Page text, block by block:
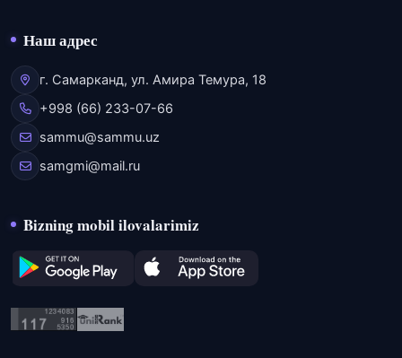
Наш адрес
г. Самарканд, ул. Амира Темура, 18
+998 (66) 233-07-66
sammu@sammu.uz
samgmi@mail.ru
Bizning mobil ilovalarimiz